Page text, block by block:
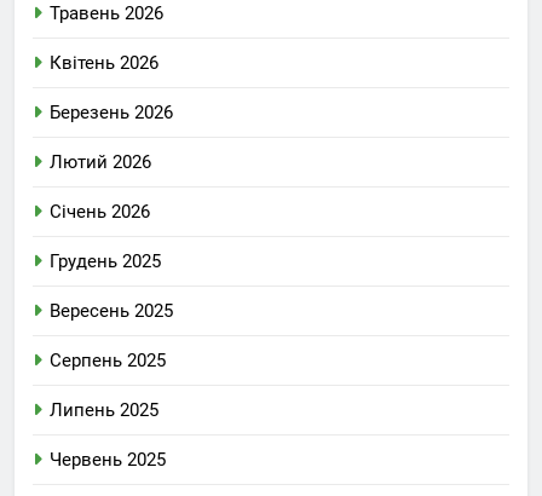
Травень 2026
Квітень 2026
Березень 2026
Лютий 2026
Січень 2026
Грудень 2025
Вересень 2025
Серпень 2025
Липень 2025
Червень 2025